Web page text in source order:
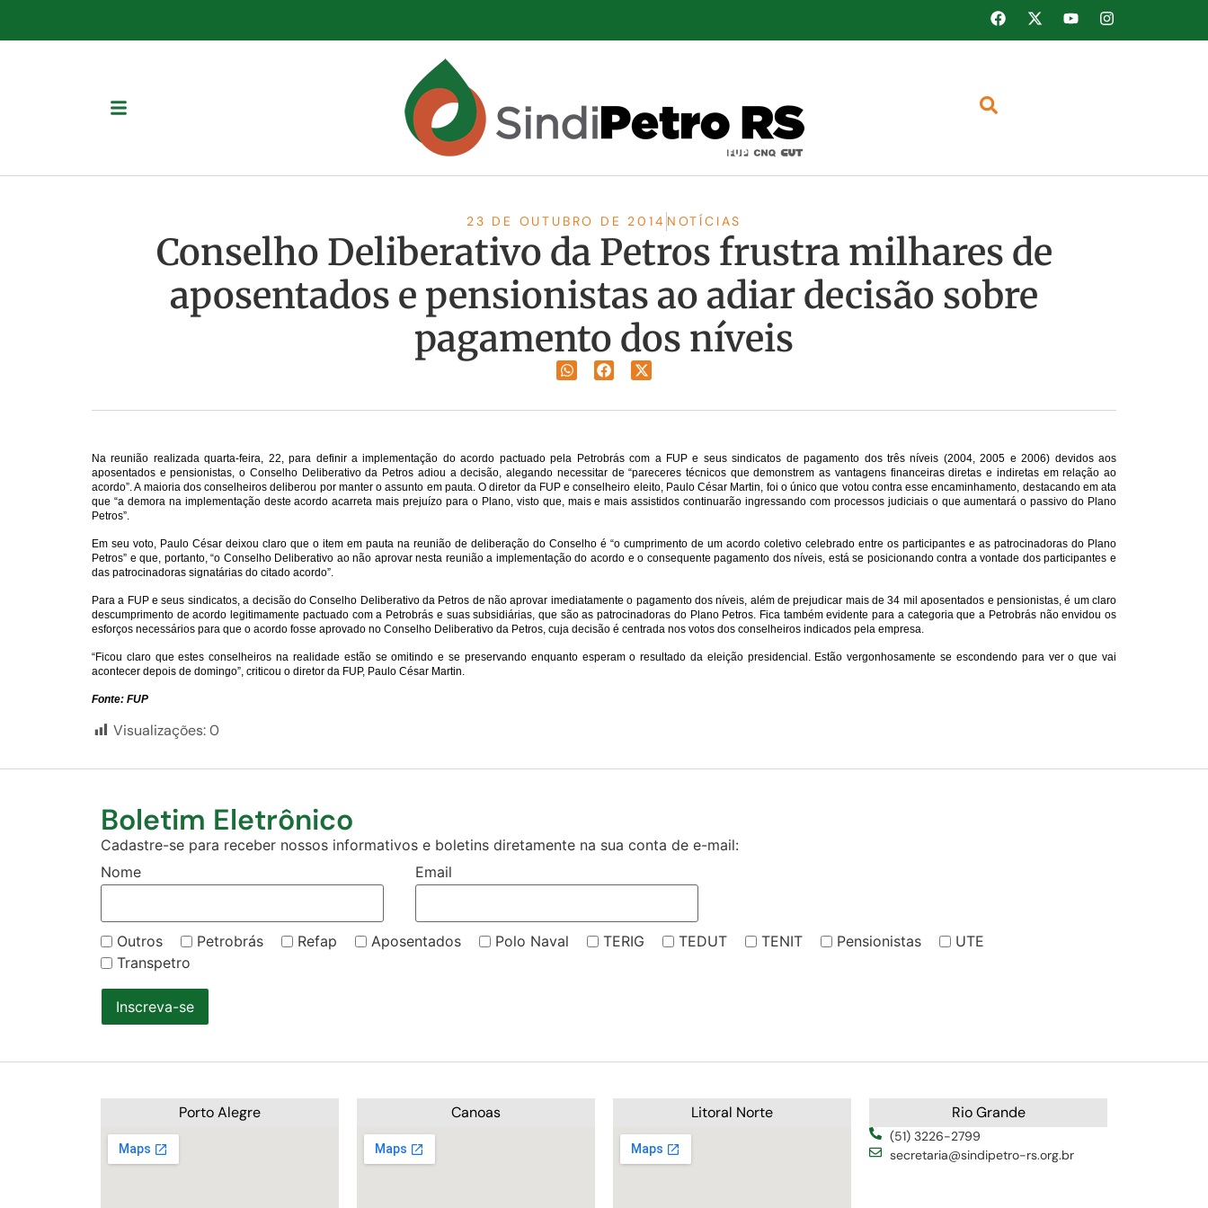
23 DE OUTUBRO DE 2014 NOTÍCIAS
Conselho Deliberativo da Petros frustra milhares de
aposentados e pensionistas ao adiar decisão sobre
pagamento dos níveis
Na reunião realizada quarta-feira, 22, para definir a implementação do acordo pactuado pela Petrobrás com a FUP e seus sindicatos de pagamento dos três níveis (2004, 2005 e 2006) devidos aos
aposentados e pensionistas, o Conselho Deliberativo da Petros adiou a decisão, alegando necessitar de “pareceres técnicos que demonstrem as vantagens financeiras diretas e indiretas em relação ao
acordo”. A maioria dos conselheiros deliberou por manter o assunto em pauta. O diretor da FUP e conselheiro eleito, Paulo César Martin, foi o único que votou contra esse encaminhamento, destacando em ata
que “a demora na implementação deste acordo acarreta mais prejuízo para o Plano, visto que, mais e mais assistidos continuarão ingressando com processos judiciais o que aumentará o passivo do Plano
Petros”.
Em seu voto, Paulo César deixou claro que o item em pauta na reunião de deliberação do Conselho é “o cumprimento de um acordo coletivo celebrado entre os participantes e as patrocinadoras do Plano
Petros” e que, portanto, “o Conselho Deliberativo ao não aprovar nesta reunião a implementação do acordo e o consequente pagamento dos níveis, está se posicionando contra a vontade dos participantes e
das patrocinadoras signatárias do citado acordo”.
Para a FUP e seus sindicatos, a decisão do Conselho Deliberativo da Petros de não aprovar imediatamente o pagamento dos níveis, além de prejudicar mais de 34 mil aposentados e pensionistas, é um claro
descumprimento de acordo legitimamente pactuado com a Petrobrás e suas subsidiárias, que são as patrocinadoras do Plano Petros. Fica também evidente para a categoria que a Petrobrás não envidou os
esforços necessários para que o acordo fosse aprovado no Conselho Deliberativo da Petros, cuja decisão é centrada nos votos dos conselheiros indicados pela empresa.
“Ficou claro que estes conselheiros na realidade estão se omitindo e se preservando enquanto esperam o resultado da eleição presidencial. Estão vergonhosamente se escondendo para ver o que vai
acontecer depois de domingo”, criticou o diretor da FUP, Paulo César Martin.
Fonte: FUP
Visualizações:0
Boletim Eletrônico
Cadastre-se para receber nossos informativos e boletins diretamente na sua conta de e-mail:
Nome
Email
Outros Petrobrás Refap Aposentados Polo Naval TERIG TEDUT TENIT Pensionistas
UTE
Transpetro
Inscreva-se
Porto Alegre Canoas Litoral Norte Rio Grande
(51) 3226-2799
secretaria@sindipetro-rs.org.br